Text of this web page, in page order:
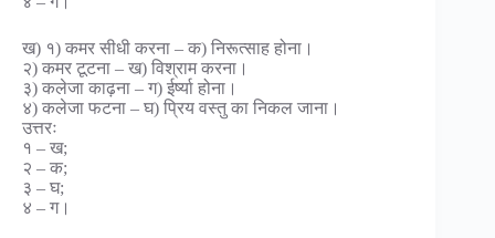
ख) १) कमर सीधी करना – क) निरूत्साह होना।
२) कमर टूटना – ख) विश्राम करना।
३) कलेजा काढ़ना – ग) ईर्ष्या होना।
४) कलेजा फटना – घ) प्रिय वस्तु का निकल जाना।
उत्तरः
१ – ख;
२ – क;
३ – घ;
४ – ग।